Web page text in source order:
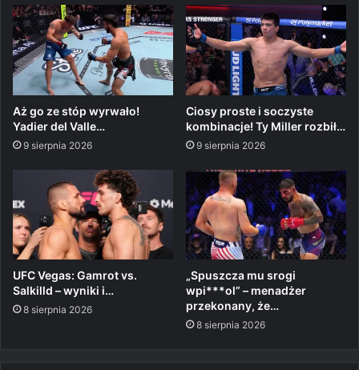
Aż go ze stóp wyrwało!
Yadier del Valle…
9 sierpnia 2026
Ciosy proste i soczyste
kombinacje! Ty Miller rozbił…
9 sierpnia 2026
UFC Vegas: Gamrot vs.
Salkilld – wyniki i…
8 sierpnia 2026
„Spuszcza mu srogi
wpi***ol” – menadżer
przekonany, że…
8 sierpnia 2026